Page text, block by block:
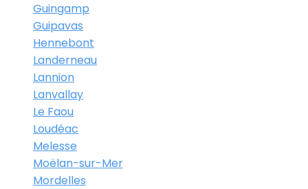
Guingamp
Guipavas
Hennebont
Landerneau
Lannion
Lanvallay
Le Faou
Loudéac
Melesse
Moëlan-sur-Mer
Mordelles